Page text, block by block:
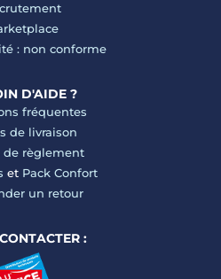
: non conforme
D'AIDE ?
fréquentes
de livraison
de règlement
et Pack Confort
un retour
: